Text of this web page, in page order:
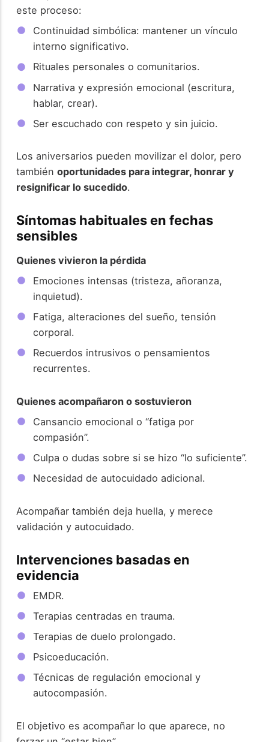
este proceso:
Continuidad simbólica: mantener un vínculo
interno significativo.
Rituales personales o comunitarios.
Narrativa y expresión emocional (escritura,
hablar, crear).
Ser escuchado con respeto y sin juicio.
Los aniversarios pueden movilizar el dolor, pero
también oportunidades para integrar, honrar y
resignificar lo sucedido.
Síntomas habituales en fechas
sensibles
Quienes vivieron la pérdida
Emociones intensas (tristeza, añoranza,
inquietud).
Fatiga, alteraciones del sueño, tensión
corporal.
Recuerdos intrusivos o pensamientos
recurrentes.
Quienes acompañaron o sostuvieron
Cansancio emocional o “fatiga por
compasión”.
Culpa o dudas sobre si se hizo “lo suficiente”.
Necesidad de autocuidado adicional.
Acompañar también deja huella, y merece
validación y autocuidado.
Intervenciones basadas en
evidencia
EMDR.
Terapias centradas en trauma.
Terapias de duelo prolongado.
Psicoeducación.
Técnicas de regulación emocional y
autocompasión.
El objetivo es acompañar lo que aparece, no